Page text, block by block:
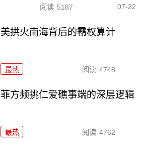
阅读 5187 07-22
美拱火南海背后的霸权算计
最热 阅读 4748
菲方频挑仁爱礁事端的深层逻辑
最热 阅读 4762